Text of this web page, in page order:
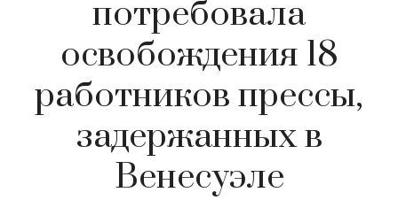
потребовала
освобождения 18
работников прессы,
задержанных в
Венесуэле